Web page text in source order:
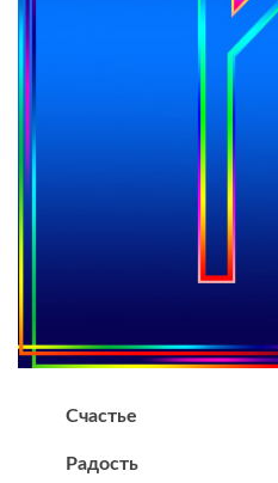
Счастье
Радость